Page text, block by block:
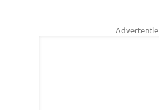
Advertentie